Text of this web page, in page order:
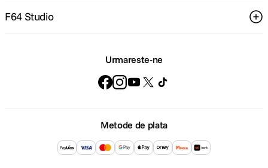
F64 Studio
Urmareste-ne
Metode de plata